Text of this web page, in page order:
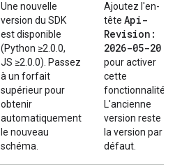
Une nouvelle
version du SDK
est disponible
(Python ≥2.0.0,
JS ≥2.0.0). Passez
à un forfait
supérieur pour
obtenir
automatiquement
le nouveau
schéma.
Ajoutez l'en-
tête Api-
Revision:
2026-05-20
pour activer
cette
fonctionnalité.
L'ancienne
version reste
la version par
défaut.